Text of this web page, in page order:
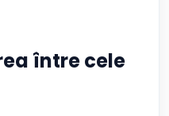
între cele